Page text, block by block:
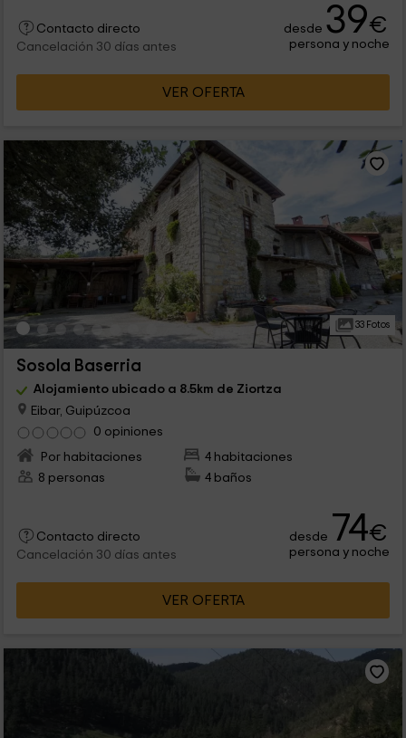
Contacto directo
Cancelación 30 días antes
desde 39€
persona y noche
VER OFERTA
33 Fotos
Sosola Baserria
Alojamiento ubicado a 8.5km de Ziortza
Eibar, Guipúzcoa
0 opiniones
Por habitaciones
4 habitaciones
8 personas
4 baños
Contacto directo
Cancelación 30 días antes
desde 74€
persona y noche
VER OFERTA